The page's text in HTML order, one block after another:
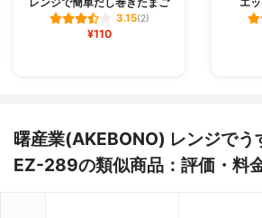
3.15(2)
¥110
曙産業(AKEBONO) レンジでう
EZ-289の類似商品：評価・料